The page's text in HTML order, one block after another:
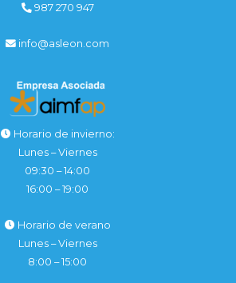
987 270 947
info@asleon.com
Horario de invierno:
Lunes – Viernes
09:30 – 14:00
16:00 – 19:00
Horario de verano
Lunes – Viernes
8:00 – 15:00